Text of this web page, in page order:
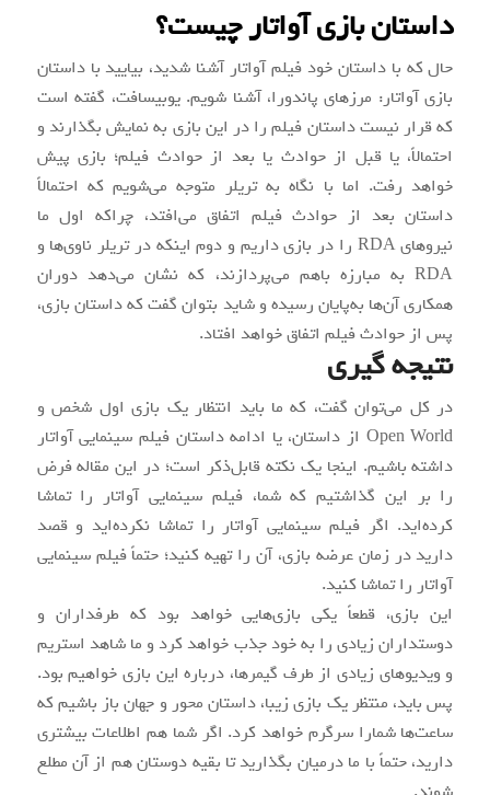
داستان بازی آواتار چیست؟
حال که با داستان خود فیلم آواتار آشنا شدید، بیایید با داستان
بازی آواتار: مرزهای پاندورا، آشنا شویم. یوبیسافت، گفته است
که قرار نیست داستان فیلم را در این بازی به نمایش بگذارند و
احتمالاً، یا قبل از حوادث یا بعد از حوادث فیلم؛ بازی پیش
خواهد رفت. اما با نگاه به تریلر متوجه می‌شویم که احتمالاً
داستان بعد از حوادث فیلم اتفاق می‌افتد، چراکه اول ما
نیروهای RDA را در بازی داریم و دوم اینکه در تریلر ناوی‌ها و
RDA به مبارزه باهم می‌پردازند، که نشان می‌دهد دوران
همکاری آن‌ها به‌پایان رسیده و شاید بتوان گفت که داستان بازی،
پس از حوادث فیلم اتفاق خواهد افتاد.
نتیجه گیری
در کل می‌توان گفت، که ما باید انتظار یک بازی اول شخص و
Open World از داستان، یا ادامه داستان فیلم سینمایی آواتار
داشته باشیم. اینجا یک نکته قابل‌ذکر است؛ در این مقاله فرض
را بر این گذاشتیم که شما، فیلم سینمایی آواتار را تماشا
کرده‌اید. اگر فیلم سینمایی آواتار را تماشا نکرده‌اید و قصد
دارید در زمان عرضه بازی، آن را تهیه کنید؛ حتماً فیلم سینمایی
آواتار را تماشا کنید.
این بازی، قطعاً یکی بازی‌هایی خواهد بود که طرفداران و
دوستداران زیادی را به خود جذب خواهد کرد و ما شاهد استریم
و ویدیوهای زیادی از طرف گیمرها، درباره این بازی خواهیم بود.
پس باید، منتظر یک بازی زیبا، داستان محور و جهان باز باشیم که
ساعت‌ها شمارا سرگرم خواهد کرد. اگر شما هم اطلاعات بیشتری
دارید، حتماً با ما درمیان بگذارید تا بقیه دوستان هم از آن مطلع